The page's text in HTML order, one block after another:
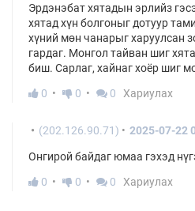
Эрдэнэбат хятадын эрлийз
хятад хүн болгоныг дотуур
хүний мөн чанарыг харуулсан
гардаг. Монгол тайван шиг
биш. Сарлаг, хайнаг хоёр шиг
0
0 0 Хариулах
(202.126.90.71) 2025-07-22
Онгирой байдаг юмаа гэхэд
0
0 0 Хариулах